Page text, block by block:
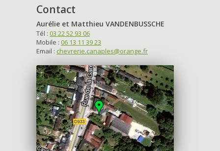
Contact
Aurélie et Matthieu VANDENBUSSCHE
Tél : 03 22 52 93 06
Mobile : 06 13 11 39 23
Email : chevrerie.canaples@orange.fr